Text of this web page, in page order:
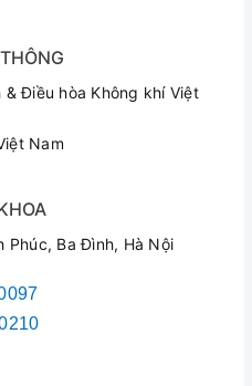
Điều hòa Không khí Việt
Nam
Ba Đình, Hà Nội